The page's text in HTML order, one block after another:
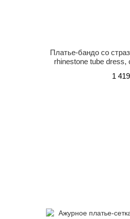
Платье-бандо со
rhinestone tube
1